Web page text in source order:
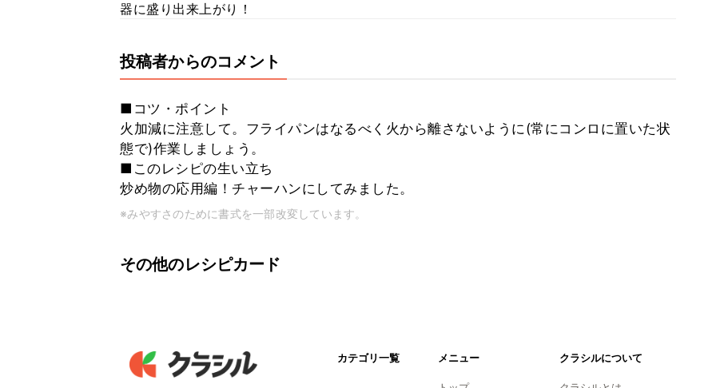
器に盛り出来上がり！
投稿者からのコメント
■コツ・ポイント
火加減に注意して。フライパンはなるべく火から離さないように(常にコンロに置いた状
態で)作業しましょう。
■このレシピの生い立ち
炒め物の応用編！チャーハンにしてみました。
※みやすさのために書式を一部改変しています。
その他のレシピカード
カテゴリ一覧 メニュー クラシルについて